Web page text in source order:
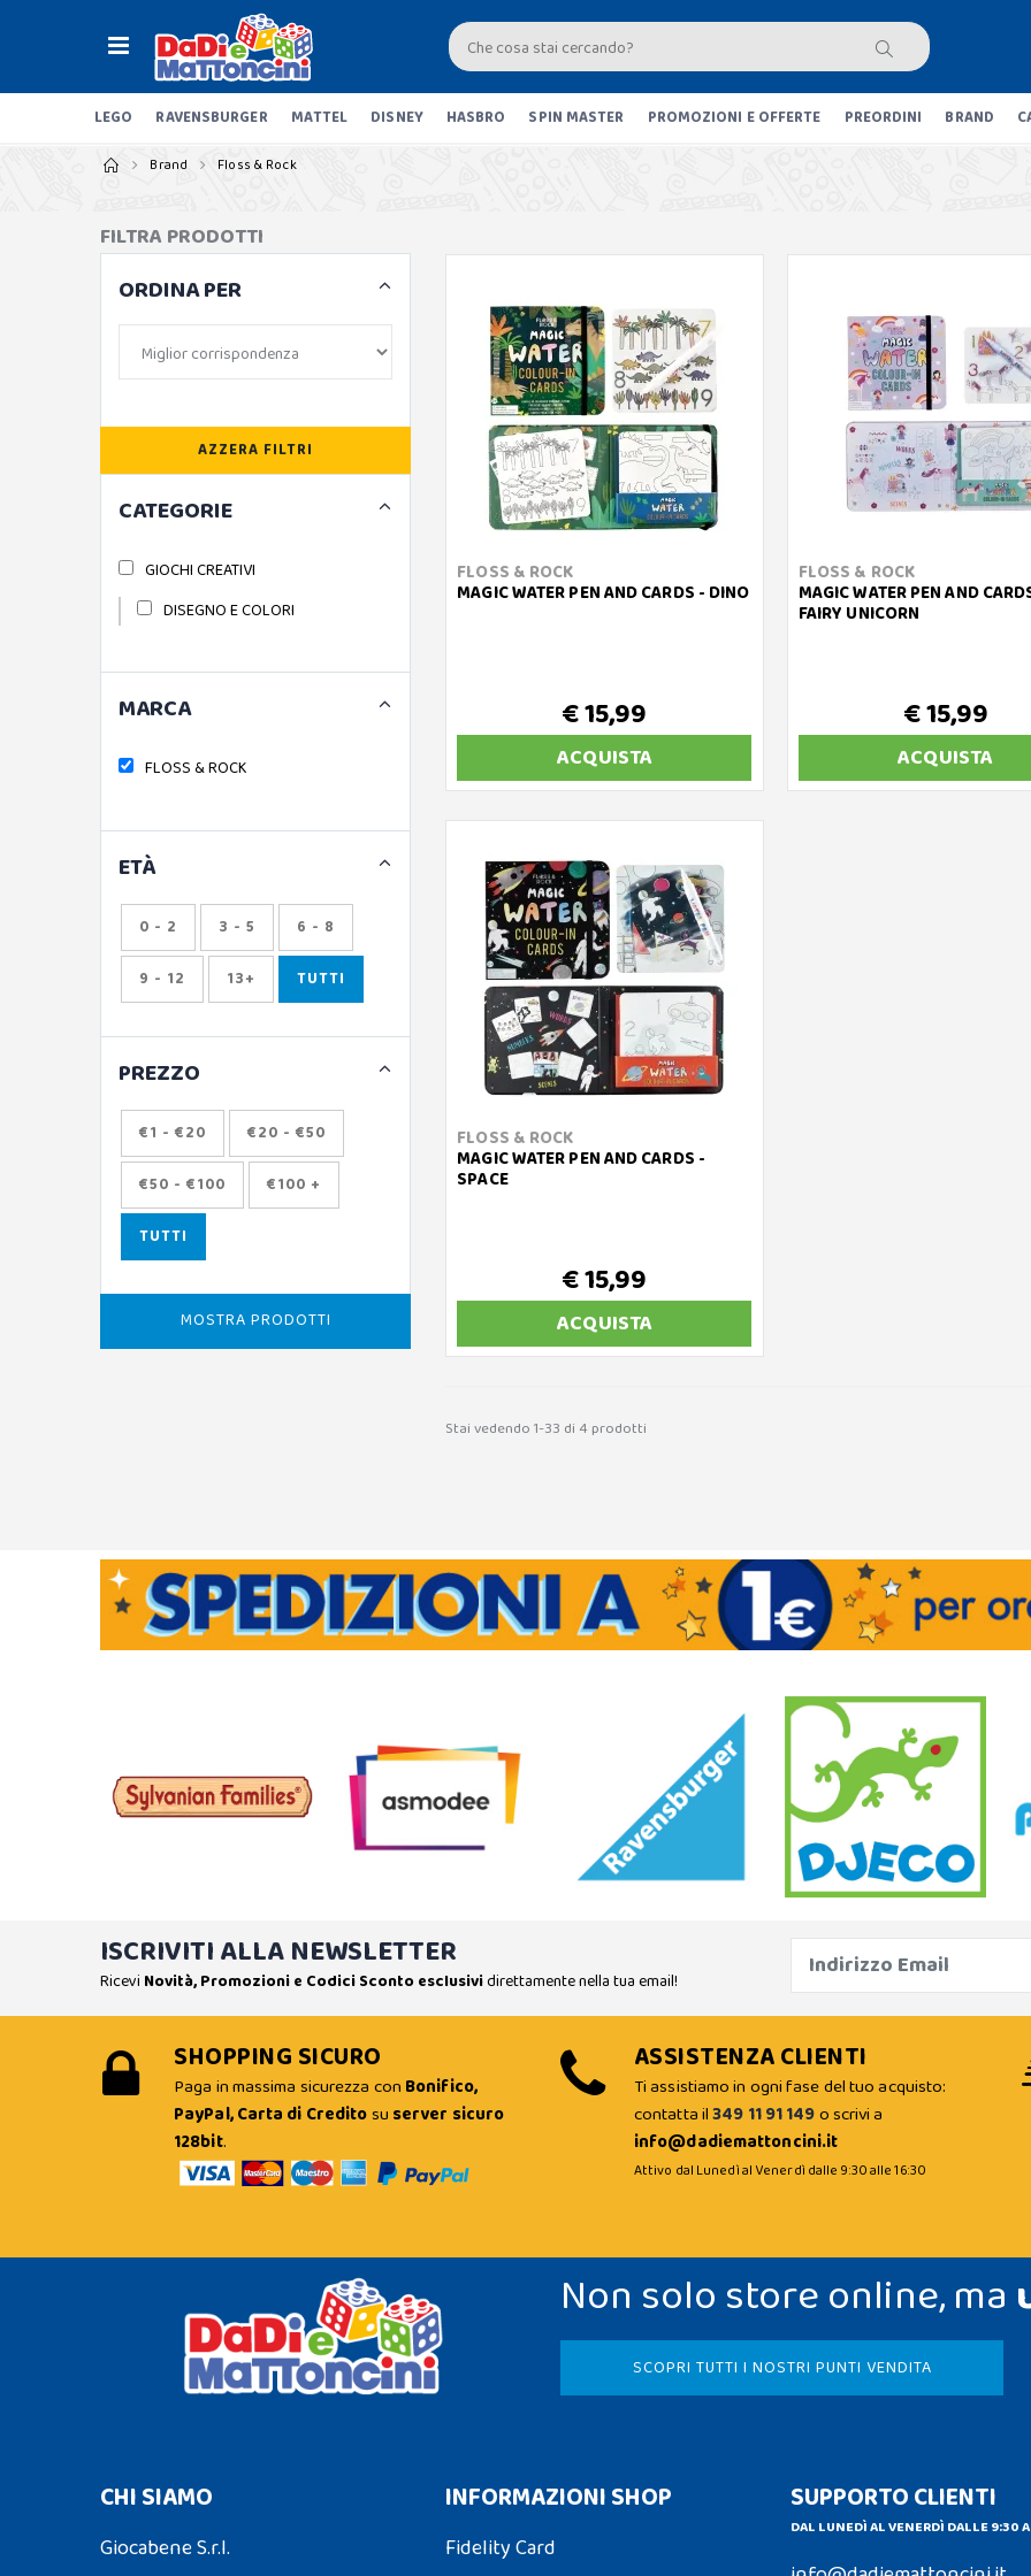
LEGO RAVENSBURGER MATTEL DISNEY HASBRO SPIN MASTER PROMOZIONI E OFFERTE PREORDINI BRAND
Brand Floss & Rock
FLOSS & ROCK
MAGIC WATER PEN AND CARDS - DINO
€ 15,99
ACQUISTA
FLOSS & ROCK
MAGIC WATER PEN AND
FAIRY UNICORN
€ 15,99
ACQUISTA
FLOSS & ROCK
MAGIC WATER PEN AND CARDS -
SPACE
€ 15,99
ACQUISTA
Stai vedendo 1-33 di 4 prodotti
FILTRA PRODOTTI
ORDINA PER
AZZERA FILTRI
CATEGORIE
GIOCHI CREATIVI
DISEGNO E COLORI
MARCA
FLOSS & ROCK
ETÀ
0 - 2 3 - 5 6 - 8
9 - 12 13+ TUTTI
PREZZO
€1 - €20 €20 - €50
€50 - €100 €100 +
TUTTI
MOSTRA PRODOTTI
ISCRIVITI ALLA NEWSLETTER
Ricevi Novità, Promozioni e Codici Sconto esclusividirettamente nella tua email!
SHOPPING SICURO
Paga in massima sicurezza con Bonifico,
PayPal, Carta di Creditosu server sicuro
128bit.
ASSISTENZA CLIENTI
Ti assistiamo in ogni fase del tuo acquisto:
contatta il349 11 91 149o scrivi a
info@dadiemattoncini.it
Attivo dal Lunedì al Venerdì dalle 9:30 alle 16:30
Non solo store online, ma
SCOPRI TUTTI I NOSTRI PUNTI VENDITA
CHI SIAMO
Giocabene S.r.l.
INFORMAZIONI SHOP
Fidelity Card
SUPPORTO CLIENTI
DAL LUNEDÌ AL VENERDÌ DALLE 9:30